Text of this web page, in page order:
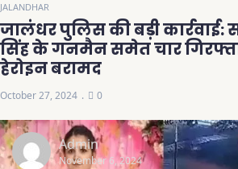
JALANDHAR
जालंधर पुलिस की बड़ी
सिंह के गनमैन समेत चार
हेरोइन बरामद
October 27, 2024 0
Admin
November 6, 2024